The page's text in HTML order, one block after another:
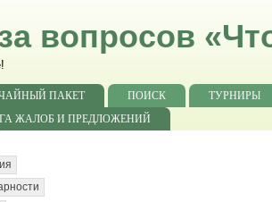
вопросов
ПАКЕТ ПОИСК
ТУРНИРЫ
ЖАЛОБ И ПРЕДЛОЖЕНИЙ